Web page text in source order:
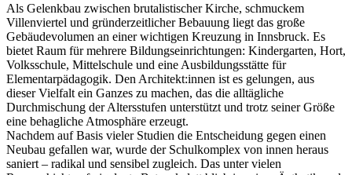
Als Gelenkbau zwischen brutalistischer Kirche, schmuckem
Villenviertel und gründerzeitlicher Bebauung liegt das große
Gebäudevolumen an einer wichtigen Kreuzung in Innsbruck. Es
bietet Raum für mehrere Bildungseinrichtungen: Kindergarten, Hort,
Volksschule, Mittelschule und eine Ausbildungsstätte für
Elementarpädagogik. Den Architekt:innen ist es gelungen, aus
dieser Vielfalt ein Ganzes zu machen, das die alltägliche
Durchmischung der Altersstufen unterstützt und trotz seiner Größe
eine behagliche Atmosphäre erzeugt.
Nachdem auf Basis vieler Studien die Entscheidung gegen einen
Neubau gefallen war, wurde der Schulkomplex von innen heraus
saniert – radikal und sensibel zugleich. Das unter vielen